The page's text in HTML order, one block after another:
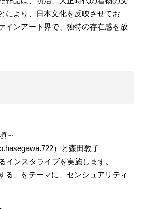
により、日本文化を反映させてお
インアート界で、独特の存在感を放
～
）と森田敦子
インスタライブを実施します。
る」をテーマに、センシュアリティ